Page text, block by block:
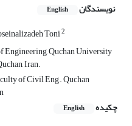
نویسندگان English
Toni2
Quchan University
Iran.
of Civil Eng., Quchan
چکیده
English